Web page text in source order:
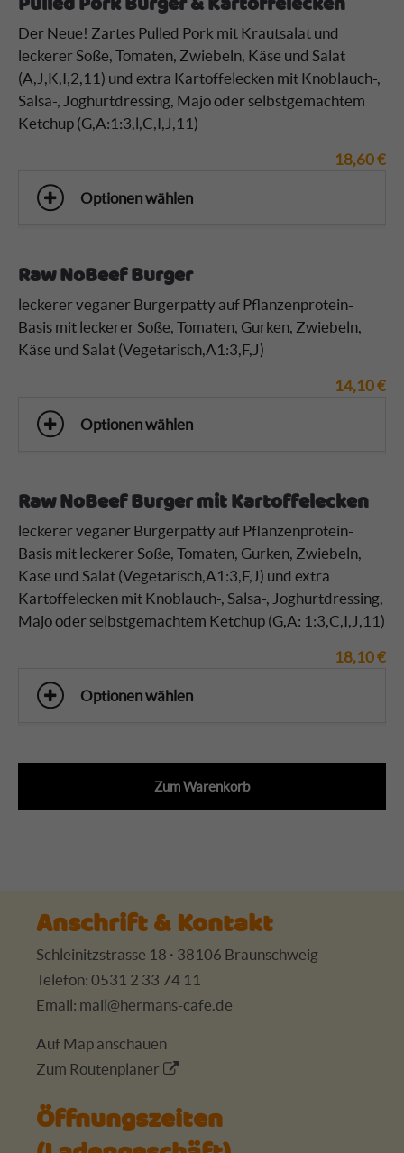
Der Neue! Zartes Pulled Pork mit Krautsalat und
leckerer Soße, Tomaten, Zwiebeln, Käse und Salat
(A,J,K,I,2,11) und extra Kartoffelecken mit Knoblauch-,
Salsa-, Joghurtdressing, Majo oder selbstgemachtem
Ketchup (G,A:1:3,l,C,I,J,11)
18,60€
Optionen wählen
Raw NoBeef Burger
leckerer veganer Burgerpatty auf Pflanzenprotein-
Basis mit leckerer Soße, Tomaten, Gurken, Zwiebeln,
Käse und Salat (Vegetarisch,A1:3,F,J)
14,10€
Optionen wählen
Raw NoBeef Burger mit Kartoffelecken
leckerer veganer Burgerpatty auf Pflanzenprotein-
Basis mit leckerer Soße, Tomaten, Gurken, Zwiebeln,
Käse und Salat (Vegetarisch,A1:3,F,J) und extra
Kartoffelecken mit Knoblauch-, Salsa-, Joghurtdressing,
Majo oder selbstgemachtem Ketchup (G,A: 1:3,C,I,J,11)
18,10€
Optionen wählen
Zum Warenkorb
Anschrift & Kontakt
Schleinitzstrasse 18 · 38106 Braunschweig
Telefon: 0531 2 33 74 11
Email: mail@hermans-cafe.de
Auf Map anschauen
Zum Routenplaner
Öffnungszeiten